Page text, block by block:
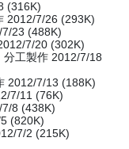
(316K)
2012/7/26 (293K)
23 (488K)
7/20 (302K)
分工製作 2012/7/18
2012/7/13 (188K)
7/11 (76K)
8 (438K)
(820K)
7/2 (215K)